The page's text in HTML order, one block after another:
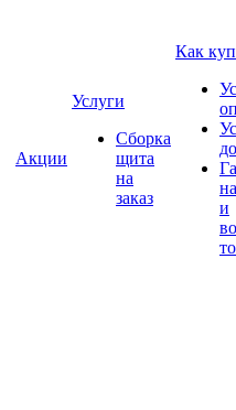
Акции
Услуги
Сборка
щита
на
заказ
Как
и